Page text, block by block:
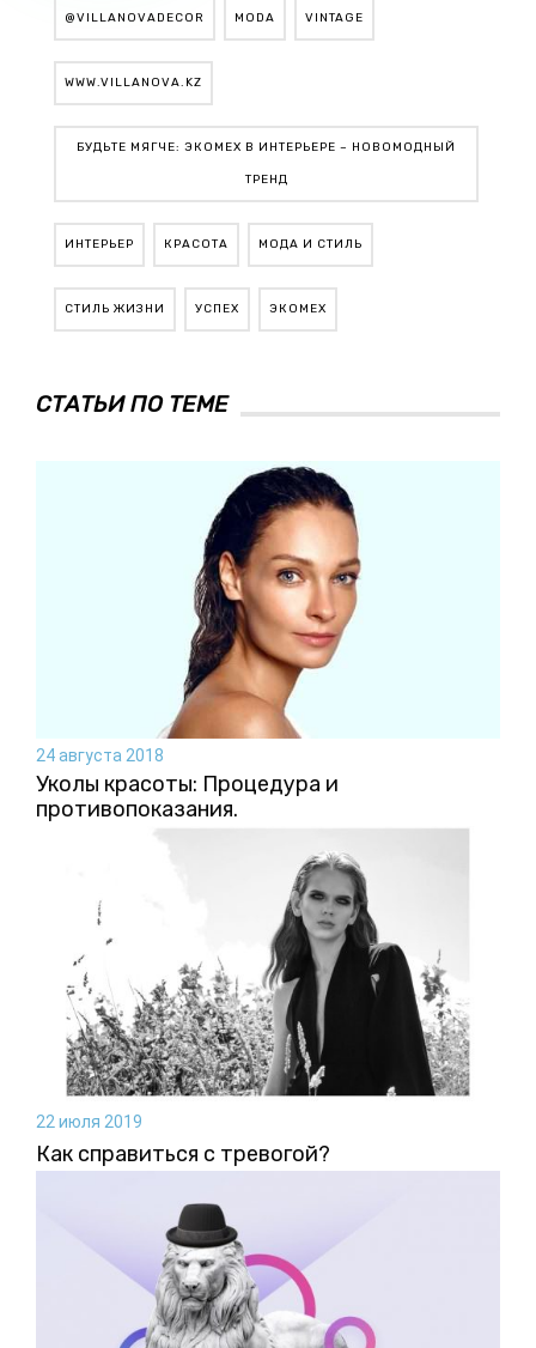
@VILLANOVADECOR MODA VINTAGE
WWW.VILLANOVA.KZ
БУДЬТЕ МЯГЧЕ: ЭКОМЕХ В ИНТЕРЬЕРЕ – НОВОМОДНЫЙ
ТРЕНД
ИНТЕРЬЕР КРАСОТА МОДА И СТИЛЬ
СТИЛЬ ЖИЗНИ УСПЕХ ЭКОМЕХ
СТАТЬИ ПО ТЕМЕ
24 августа 2018
Уколы красоты: Процедура и
противопоказания.
22 июля 2019
Как справиться с тревогой?